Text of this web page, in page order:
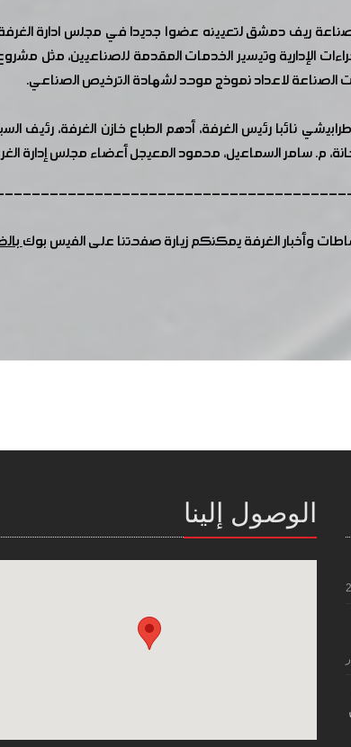
صناعة ريف دمشق لتعيينه عضوا جديدا في مجلس ادارة
الإدارية وتيسير الخدمات المقدمة للصناعيين،
الصناعة لاعداد نموذج موحد لشهادة الترخيص الصناعي.
نائبا رئيس الغرفة، أدهم الطباع خازن الغرفة، رئيف
م. سامر السماعيل، محمود المعيجل أعضاء مجلس إدارة
وأخبار الغرفة يمكنكم زيارة صفحتنا على الفيس بوك
الوصول إلينا